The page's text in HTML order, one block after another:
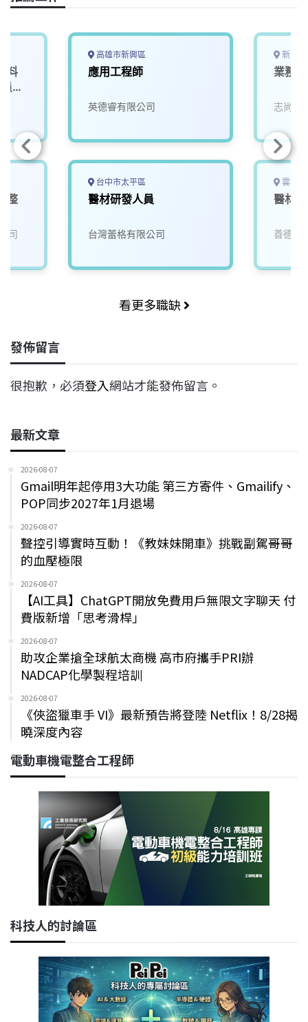
b
o
a
s
e
I
n
L
n
料
整
司
高雄市新興區
應用工程師
英德睿有限公司
台中市太平區
醫材研發人員
台灣蕾格有限公司
新北
業務
志尚儀
雲林
醫材
善德生
看更多職缺
發佈留言
很抱歉，必須登入網站才能發佈留言。
最新文章
2026-08-07
Gmail明年起停用3大功能 第三方寄件、Gmailify、
POP同步2027年1月退場
2026-08-07
聲控引導實時互動！《教妹妹開車》挑戰副駕哥哥
的血壓極限
2026-08-07
【AI工具】ChatGPT開放免費用戶無限文字聊天 付
費版新增「思考滑桿」
2026-08-07
助攻企業搶全球航太商機 高市府攜手PRI辦
NADCAP化學製程培訓
2026-08-07
《俠盜獵車手 VI》最新預告將登陸 Netflix！8/28揭
曉深度內容
電動車機電整合工程師
科技人的討論區